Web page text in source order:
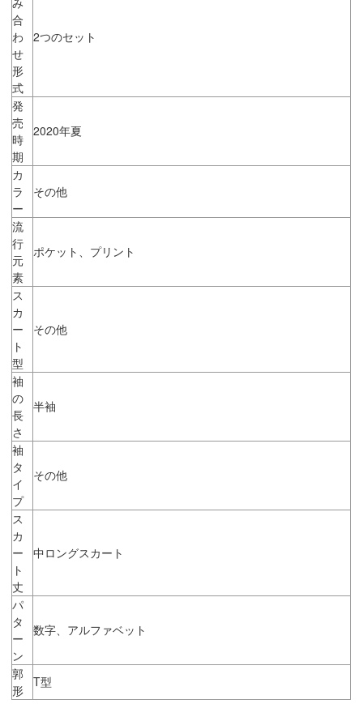
合
わ
せ
形
式
2つのセット
発
売
時
期
2020年夏
カ
ラ
ー
その他
流
行
元
素
ポケット、プリント
ス
カ
ー
ト
型
その他
袖
の
長
さ
半袖
袖
タ
イ
プ
その他
ス
カ
ー
ト
丈
中ロングスカート
パ
タ
ー
ン
数字、アルファベット
郭
形
T型